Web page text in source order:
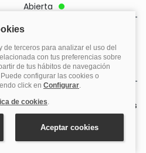
Abierta
Inscripciones:
del 01/04/2026 al
15/09/2026
Abierta
Ver más